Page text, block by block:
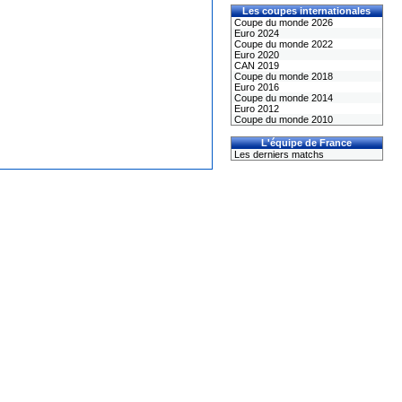
Les coupes internationales
Coupe du monde 2026
Euro 2024
Coupe du monde 2022
Euro 2020
CAN 2019
Coupe du monde 2018
Euro 2016
Coupe du monde 2014
Euro 2012
Coupe du monde 2010
L'équipe de France
Les derniers matchs